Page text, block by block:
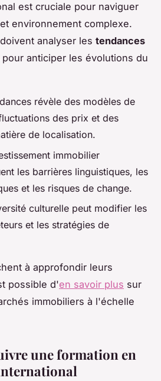
est cruciale pour naviguer
environnement complexe.
analyser les tendances
pour anticiper les évolutions du
révèle des modèles de
des prix et des
de localisation.
immobilier
les barrières linguistiques, les
et les risques de change.
culturelle peut modifier les
et les stratégies de
à approfondir leurs
possible d'en savoir plus sur
immobiliers à l'échelle
une formation en